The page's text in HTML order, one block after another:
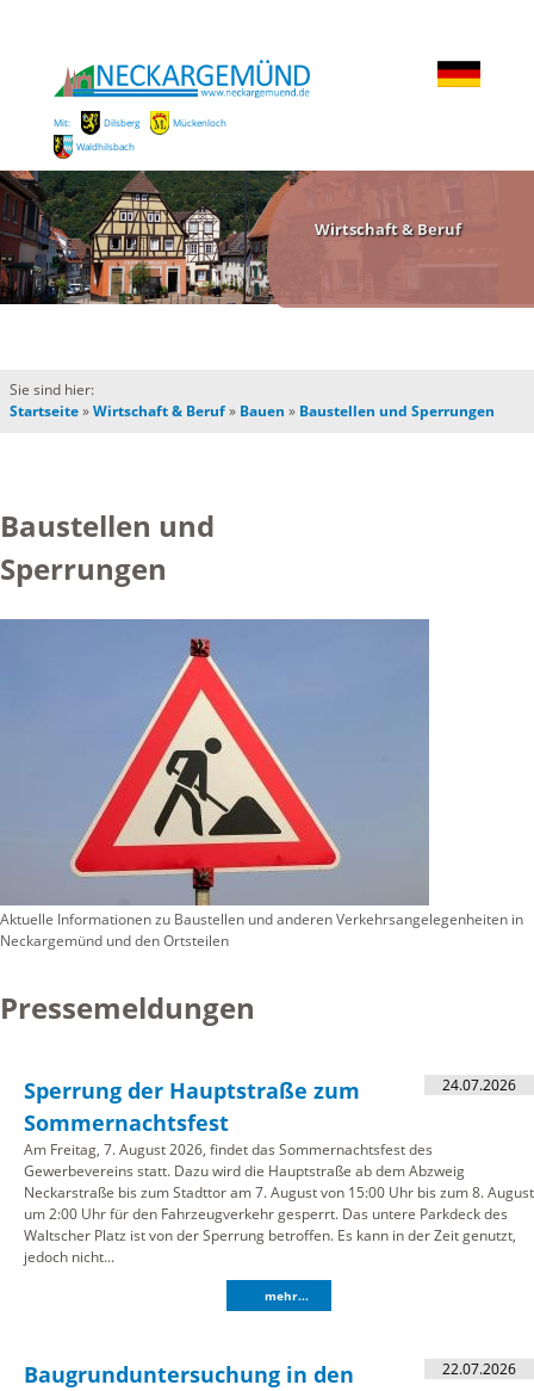
Mit: Dilsberg
Mückenloch
Waldhilsbach
Wirtschaft & Beruf
Sie sind hier:
Startseite»Wirtschaft & Beruf» Bauen » Baustellen und Sperrungen
Baustellen und
Sperrungen
Aktuelle Informationen zu Baustellen und anderen Verkehrsangelegenheiten in
Neckargemünd und den Ortsteilen
Pressemeldungen
24.07.2026
Sperrung der Hauptstraße zum
Sommernachtsfest
Am Freitag, 7. August 2026, findet das Sommernachtsfest des
Gewerbevereins statt. Dazu wird die Hauptstraße ab dem Abzweig
Neckarstraße bis zum Stadttor am 7. August von 15:00 Uhr bis zum 8. August
um 2:00 Uhr für den Fahrzeugverkehr gesperrt. Das untere Parkdeck des
Waltscher Platz ist von der Sperrung betroffen. Es kann in der Zeit genutzt,
jedoch nicht...
mehr...
22.07.2026
Baugrunduntersuchung in den